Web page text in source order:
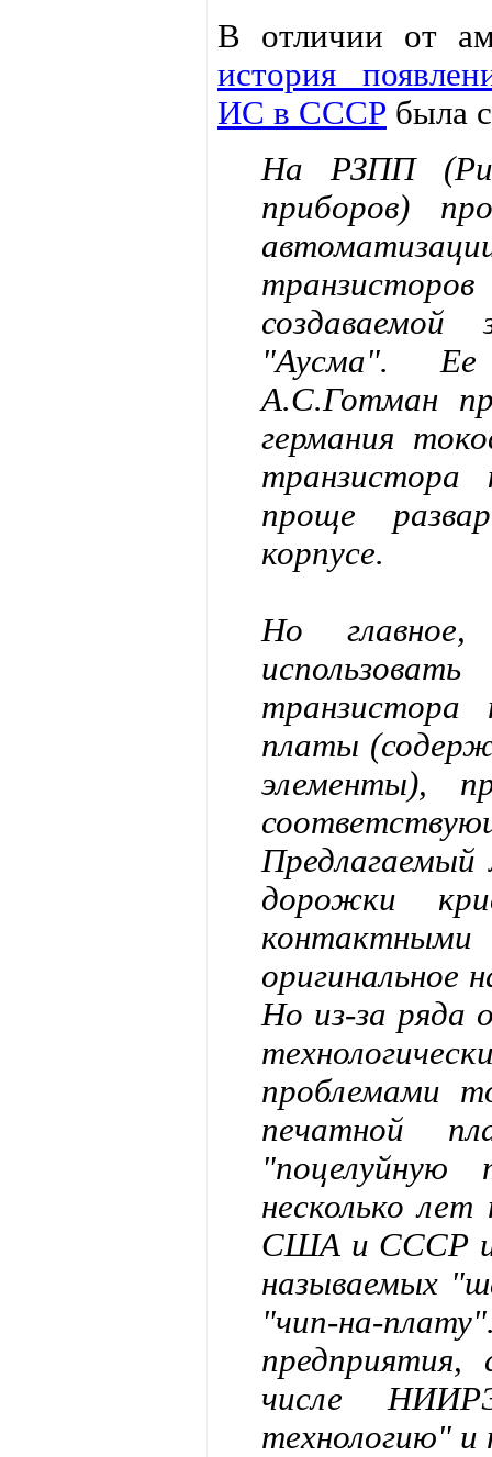
В отличии от
история
ИС в СССР была
На РЗПП
приборов)
создаваемой
"Аусма".
А.С.Готман
германия
проще
корпусе.
Но
транзистора
платы
элементы),
дорожки
оригинальное
Но из-за ряда
проблемами
печатной
"поцелуйную
несколько
США и СССР и
называемых
"чип-на-
числе
технологию" и